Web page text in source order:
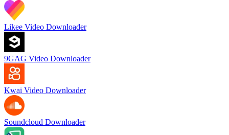
Likee Video Downloader
9GAG Video Downloader
Kwai Video Downloader
Soundcloud Downloader